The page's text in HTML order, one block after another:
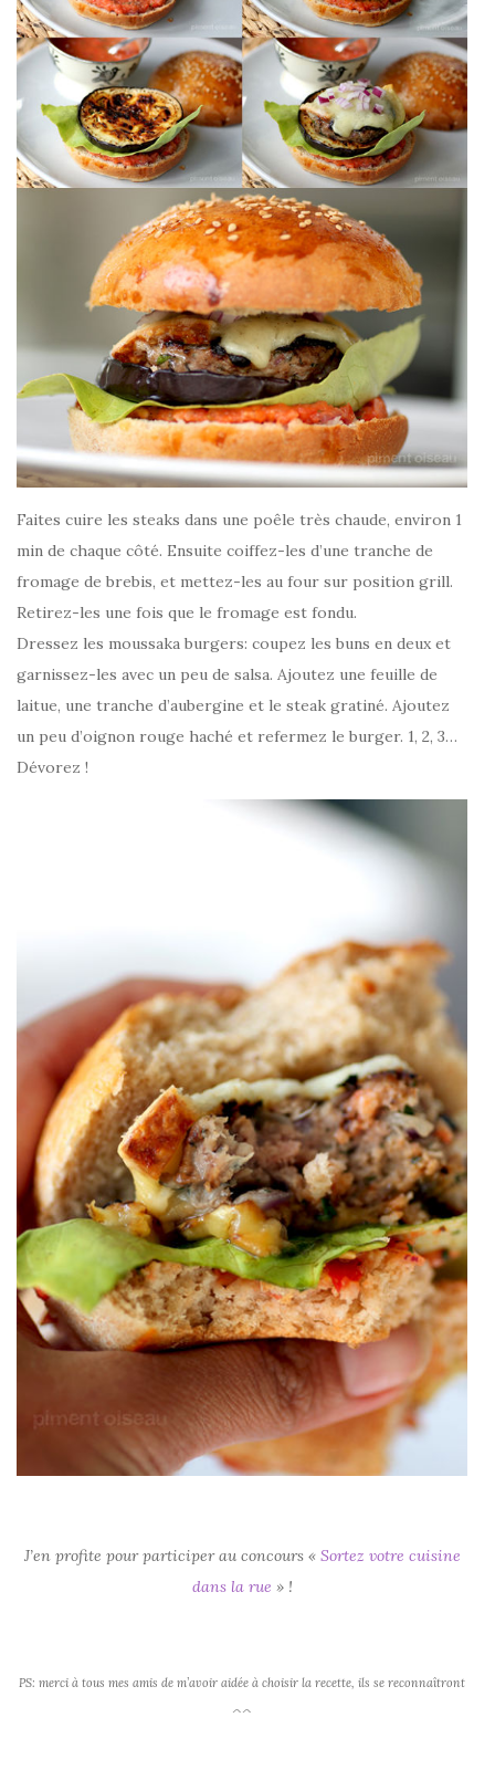
Faites cuire les steaks dans une poêle très chaude, environ 1
min de chaque côté. Ensuite coiffez-les d’une tranche de
fromage de brebis, et mettez-les au four sur position grill.
Retirez-les une fois que le fromage est fondu.
Dressez les moussaka burgers: coupez les buns en deux et
garnissez-les avec un peu de salsa. Ajoutez une feuille de
laitue, une tranche d’aubergine et le steak gratiné. Ajoutez
un peu d’oignon rouge haché et refermez le burger. 1, 2, 3…
Dévorez !
J’en profite pour participer au concours « Sortez votre cuisine
dans la rue » !
PS: merci à tous mes amis de m’avoir aidée à choisir la recette, ils se reconnaîtront
^^